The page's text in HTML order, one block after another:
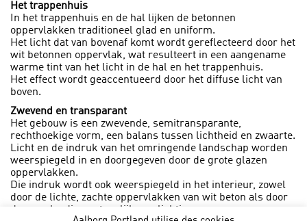
Het trappenhuis
In het trappenhuis en de hal lijken de betonnen
oppervlakken traditioneel glad en uniform.
Het licht dat van bovenaf komt wordt gereflecteerd door het
wit betonnen oppervlak, wat resulteert in een aangename
warme tint van het licht in de hal en het trappenhuis.
Het effect wordt geaccentueerd door het diffuse licht van
boven.
Zwevend en transparant
Het gebouw is een zwevende, semitransparante,
rechthoekige vorm, een balans tussen lichtheid en zwaarte.
Licht en de indruk van het omringende landschap worden
weerspiegeld in en doorgegeven door de grote glazen
oppervlakken.
Die indruk wordt ook weerspiegeld in het interieur, zowel
door de lichte, zachte oppervlakken van wit beton als door
de overvloedige natuurlijke verlichting.